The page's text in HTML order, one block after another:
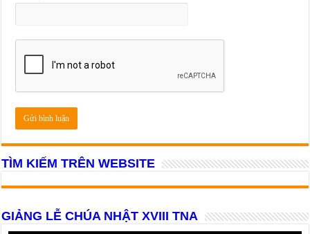
TÌM KIẾM TRÊN WEBSITE
GIẢNG LỄ CHÚA NHẬT XVIII TNA